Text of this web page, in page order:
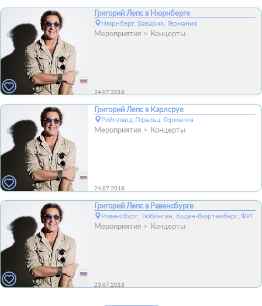
Григорий Лепс в Нюрнберге
Нюрнберг, Бавария, Германия
Мероприятия Концерты
24.07.2018
Григорий Лепс в Карлсруе
Рейнланд-Пфальц, Германия
Мероприятия Концерты
24.07.2018
Григорий Лепс в Равенсбурге
Равенсбург, Тюбинген, Баден-Вюртемберг, ФРГ
Мероприятия Концерты
23.07.2018